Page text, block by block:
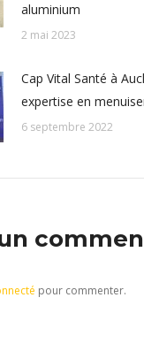
aluminium
2 mai 2023
Cap Vital Santé à
expertise en
6 septembre 2022
pour commenter.